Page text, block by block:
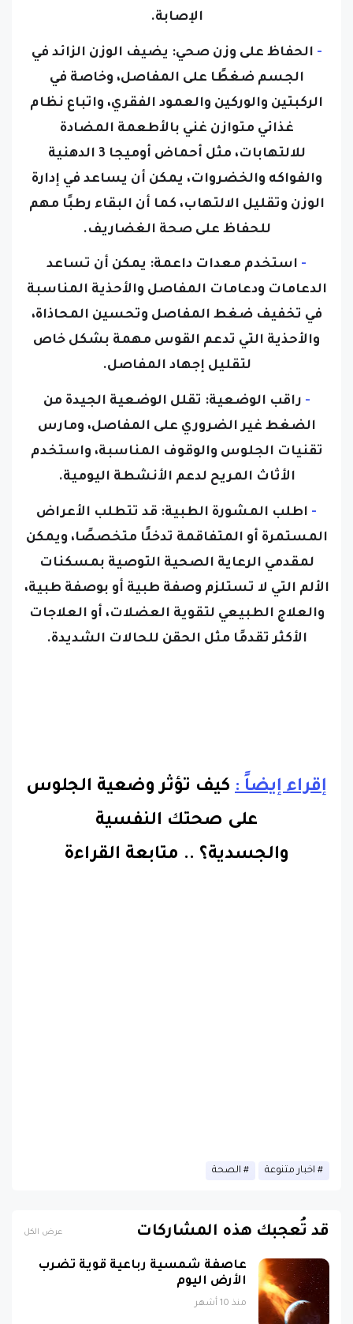
الإصابة.
- الحفاظ على وزن صحي: يضيف الوزن الزائد في
الجسم ضغطًا على المفاصل، وخاصة في
الركبتين والوركين والعمود الفقري، واتباع نظام
غذائي متوازن غني بالأطعمة المضادة
للالتهابات، مثل أحماض أوميجا 3 الدهنية
والفواكه والخضروات، يمكن أن يساعد في إدارة
الوزن وتقليل الالتهاب، كما أن البقاء رطبًا مهم
للحفاظ على صحة الغضاريف.
- استخدم معدات داعمة: يمكن أن تساعد
الدعامات ودعامات المفاصل والأحذية المناسبة
في تخفيف ضغط المفاصل وتحسين المحاذاة،
والأحذية التي تدعم القوس مهمة بشكل خاص
لتقليل إجهاد المفاصل.
- راقب الوضعية: تقلل الوضعية الجيدة من
الضغط غير الضروري على المفاصل، ومارس
تقنيات الجلوس والوقوف المناسبة، واستخدم
الأثاث المريح لدعم الأنشطة اليومية.
- اطلب المشورة الطبية: قد تتطلب الأعراض
المستمرة أو المتفاقمة تدخلًا متخصصًا، ويمكن
لمقدمي الرعاية الصحية التوصية بمسكنات
الألم التي لا تستلزم وصفة طبية أو بوصفة طبية،
والعلاج الطبيعي لتقوية العضلات، أو العلاجات
الأكثر تقدمًا مثل الحقن للحالات الشديدة.
إقراء إيضاً : كيف تؤثر وضعية الجلوس
على صحتك النفسية
والجسدية؟ .. متابعة القراءة
اخبار متنوعة الصحة
قد تُعجبك هذه المشاركات عرض الكل
عاصفة شمسية رباعية قوية تضرب
الأرض اليوم
منذ 10 أشهر